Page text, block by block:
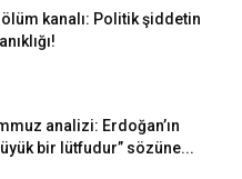
ölüm kanalı: Politik şiddetin
analizi: Erdoğan’ın
bir lütfudur” sözüne...